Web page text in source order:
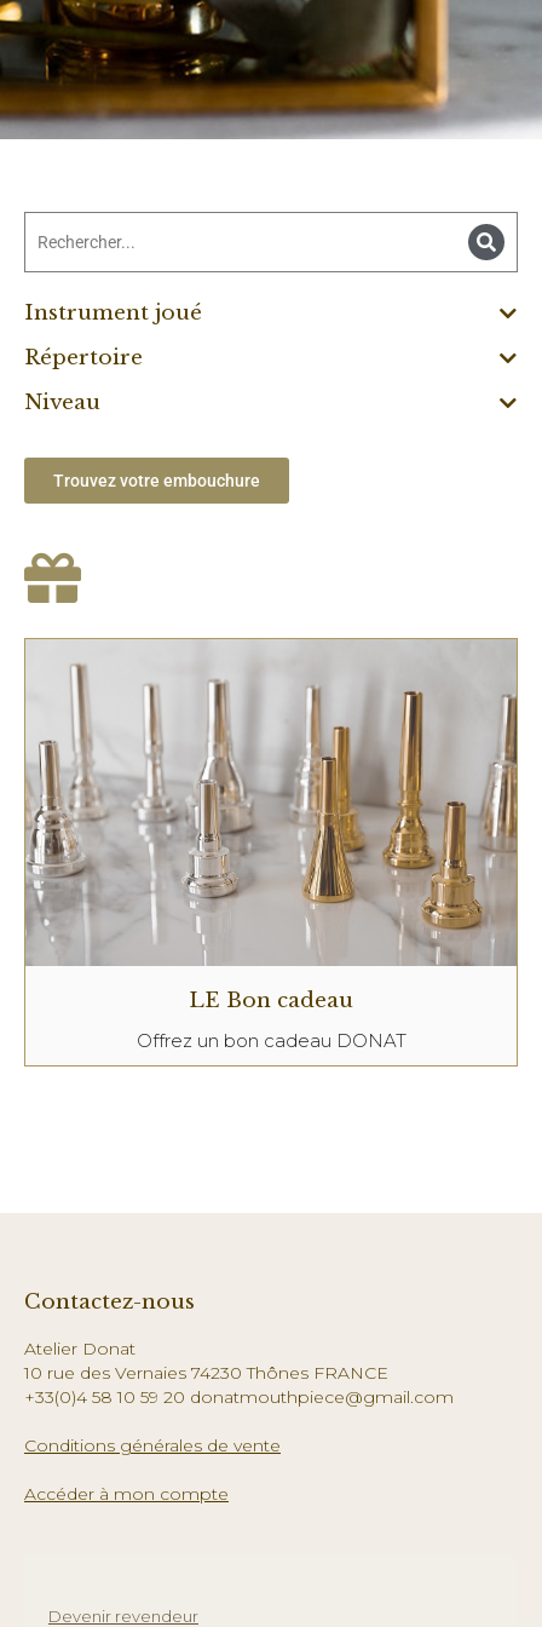
Instrument joué
Répertoire
Niveau
Trouvez votre embouchure
LE Bon cadeau
Offrez un bon cadeau DONAT
Contactez-nous
Atelier Donat
10 rue des Vernaies 74230 Thônes FRANCE
+33(0)4 58 10 59 20 donatmouthpiece@gmail.com
Conditions générales de vente
Accéder à mon compte
Devenir revendeur